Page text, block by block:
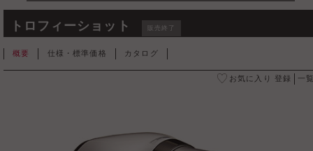
トロフィーショット 販売終了
概要 仕様・標準価格 カタログ
お気に入り 登録 一